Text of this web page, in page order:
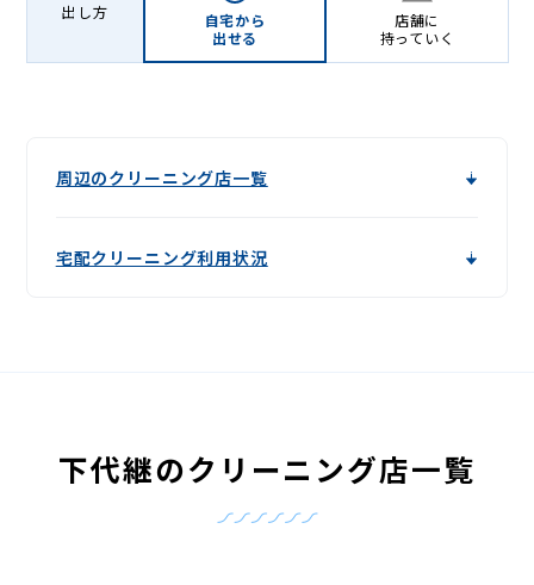
出し方
自宅から
出せる
店舗に
持っていく
周辺のクリーニング店一覧
宅配クリーニング利用状況
下代継のクリーニング店一覧